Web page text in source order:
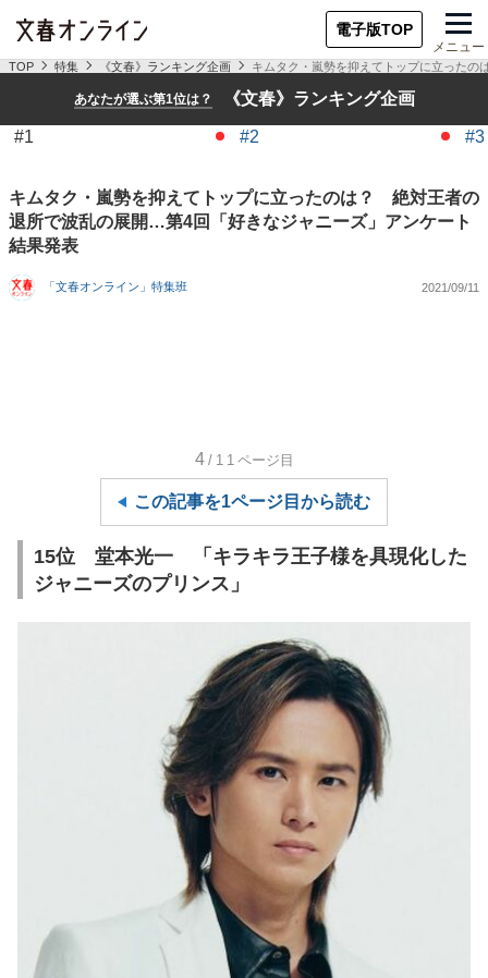
電子版TOP
メニュー
TOP 特集 《文春》ランキング企画 キムタク・嵐勢を抑えてトップに立った
あなたが選ぶ第1位は？ 《文春》ランキング企画
#1 #2 #3
キムタク・嵐勢を抑えてトップに立ったのは？ 絶対王者の
退所で波乱の展開…第4回「好きなジャニーズ」アンケート
結果発表
「文春オンライン」特集班 2021/09/11
4 /11 ページ目
この記事を1ページ目から読む
15位 堂本光一 「キラキラ王子様を具現化した
ジャニーズのプリンス」